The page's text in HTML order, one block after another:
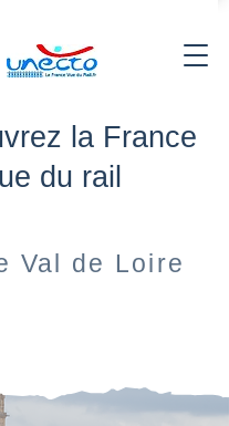
la France
du rail
Val de Loire